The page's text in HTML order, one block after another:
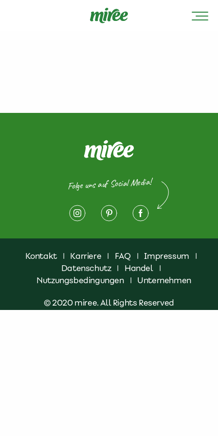
Folge uns auf Social Media!
Kontakt | Karriere | FAQ | Impressum
|
Datenschutz | Handel
|
Nutzungsbedingungen
| Unternehmen
© 2020 miree. All Rights Reserved